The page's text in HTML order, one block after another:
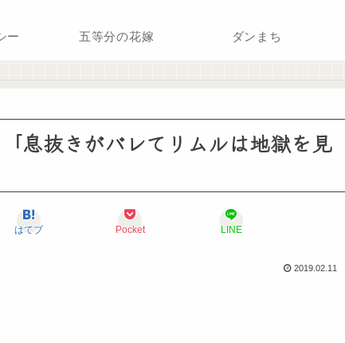
ー 五等分の花嫁 ダンまち
息抜きがバレてリムルは地獄を見
はてブ Pocket LINE
2019.02.11